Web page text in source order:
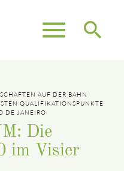
menu search
AUF DER BAHN
QUALIFIKATIONSPUNKTE
DE JANEIRO
Die
im Visier